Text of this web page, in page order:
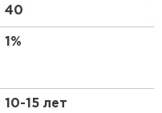
слоев и области
следующих
пленкой с
40
1%
10-15 лет